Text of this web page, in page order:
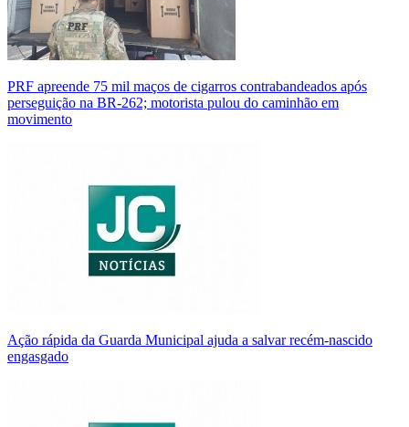
PRF apreende 75 mil maços de cigarros contrabandeados após
perseguição na BR-262; motorista pulou do caminhão em
movimento
Ação rápida da Guarda Municipal ajuda a salvar recém-nascido
engasgado